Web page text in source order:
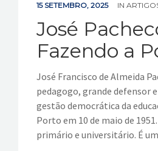
15 SETEMBRO, 2025 IN
José
Fazendo a
José Francisco de Almeida
pedagogo, grande defensor
gestão democrática da
Porto em 10 de maio de
primário e universitário. É